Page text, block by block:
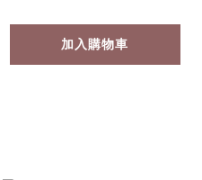
加入購物車